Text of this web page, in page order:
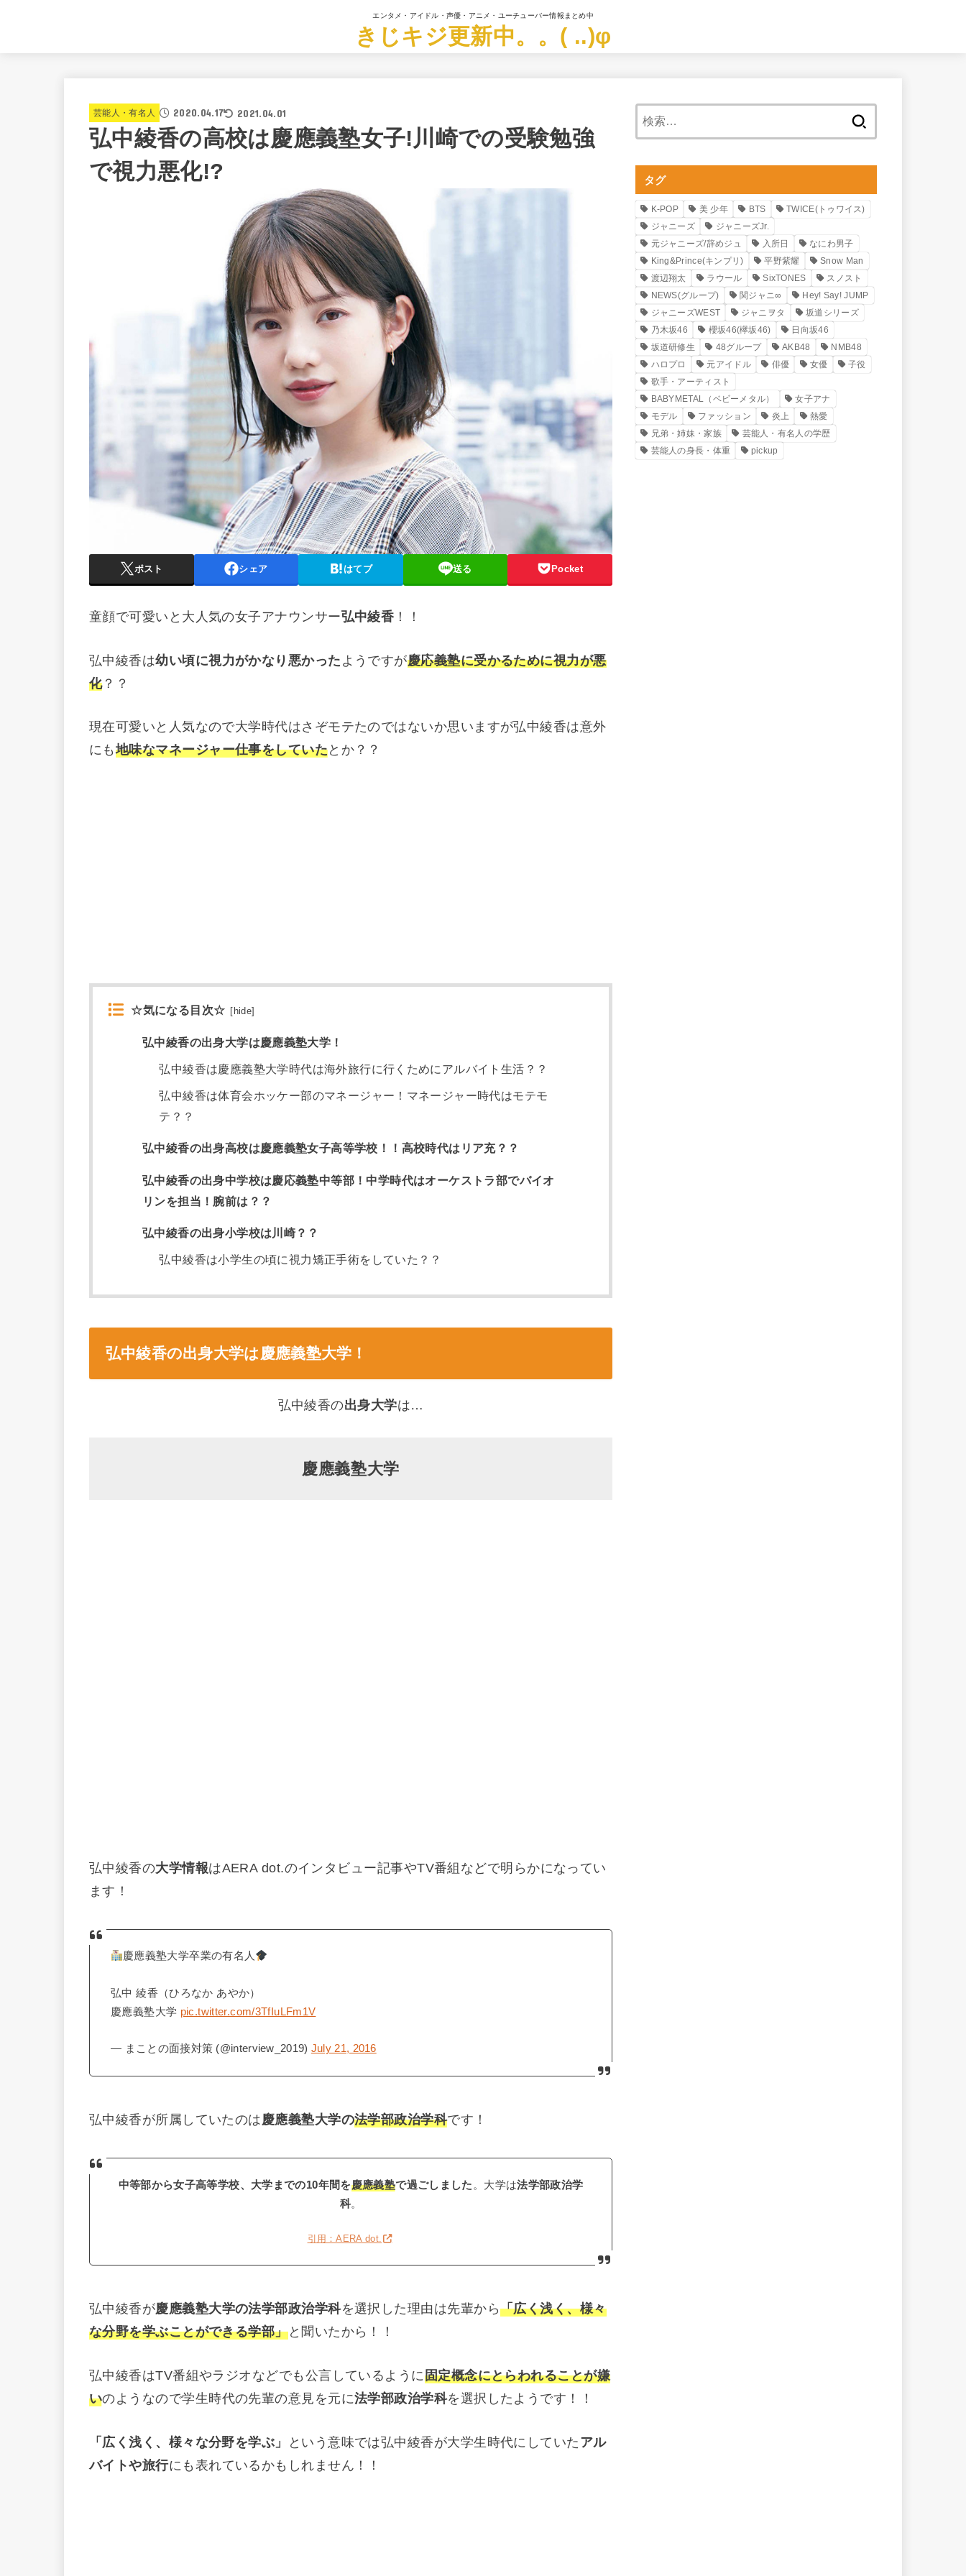
エンタメ・アイドル・声優・アニメ・ユーチューバー情報まとめ中
きじキジ更新中。。( ..)φ
芸能人・有名人 2020.04.17 2021.04.01
弘中綾香の高校は慶應義塾女子!川崎での受験勉強
で視力悪化!?
ポスト シェア はてブ 送る Pocket
童顔で可愛いと大人気の女子アナウンサー弘中綾香 ！！
弘中綾香は幼い頃に視力がかなり悪かった ようですが慶応義塾に受かるために視力が悪
化？？
現在可愛いと人気なので大学時代はさぞモテたのではないか思いますが弘中綾香は意外
にも地味なマネージャー仕事をしていたとか？？
☆気になる目次☆ hide
弘中綾香の出身大学は慶應義塾大学！
弘中綾香は慶應義塾大学時代は海外旅行に行くためにアルバイト生活？？
弘中綾香は体育会ホッケー部のマネージャー！マネージャー時代はモテモ
テ？？
弘中綾香の出身高校は慶應義塾女子高等学校！！高校時代はリア充？？
弘中綾香の出身中学校は慶応義塾中等部！中学時代はオーケストラ部でバイオ
リンを担当！腕前は？？
弘中綾香の出身小学校は川崎？？
弘中綾香は小学生の頃に視力矯正手術をしていた？？
弘中綾香の出身大学は慶應義塾大学！
弘中綾香の出身大学は…
慶應義塾大学
弘中綾香の大学情報はAERA dot.のインタビュー記事やTV番組などで明らかになってい
ます！
慶應義塾大学卒業の有名人
弘中 綾香（ひろなか あやか）
慶應義塾大学 pic.twitter.com/3TfIuLFm1V
— まことの面接対策 (@interview_2019) July 21, 2016
弘中綾香が所属していたのは慶應義塾大学の法学部政治学科です！
中等部から女子高等学校、大学までの10年間を慶應義塾で過ごしました 。大学は法学部政治学
科。
引用：AERA dot.
弘中綾香が慶應義塾大学の法学部政治学科を選択した理由は先輩から「広く浅く、様々
な分野を学ぶことができる学部」と聞いたから！！
弘中綾香はTV番組やラジオなどでも公言しているように固定概念にとらわれることが嫌
いのようなので学生時代の先輩の意見を元に法学部政治学科を選択したようです！！
「広く浅く、様々な分野を学ぶ」 という意味では弘中綾香が大学生時代にしていた アル
バイトや旅行にも表れているかもしれません！！
タグ
K-POP 美 少年 BTS
TWICE(トゥワイス)
ジャニーズ
ジャニーズJr.
元ジャニーズ/辞めジュ
入所日
なにわ男子
King&Prince(キンプリ)
平野紫耀
Snow Man
渡辺翔太
ラウール SixTONES
スノスト
NEWS(グループ)
関ジャニ∞
Hey! Say! JUMP
ジャニーズWEST
ジャニヲタ
坂道シリーズ
乃木坂46
櫻坂46(欅坂46)
日向坂46
坂道研修生
48グループ AKB48
NMB48
ハロプロ
元アイドル 俳優 女優
子役
歌手・アーティスト
BABYMETAL（ベビーメタル）
女子アナ
モデル
ファッション 炎上
熱愛
兄弟・姉妹・家族
芸能人・有名人の学歴
芸能人の身長・体重
pickup